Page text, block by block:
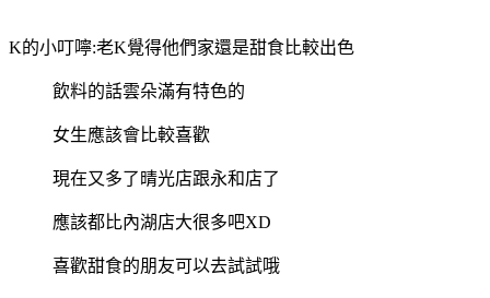
K的小叮嚀:老K覺得他們家還是甜食比較出色
飲料的話雲朵滿有特色的
女生應該會比較喜歡
現在又多了晴光店跟永和店了
應該都比內湖店大很多吧XD
喜歡甜食的朋友可以去試試哦